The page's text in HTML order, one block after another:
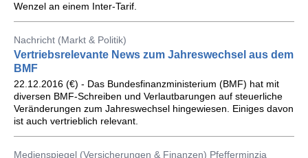
Wenzel an einem Inter-Tarif.
Nachricht (Markt & Politik)
Vertriebsrelevante News zum Jahreswechsel aus dem
BMF
22.12.2016 (€) - Das Bundesfinanzministerium (BMF) hat mit
diversen BMF-Schreiben und Verlautbarungen auf steuerliche
Veränderungen zum Jahreswechsel hingewiesen. Einiges davon
ist auch vertrieblich relevant.
Medienspiegel (Versicherungen & Finanzen) Pfefferminzia